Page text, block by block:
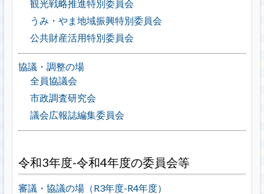
観光戦略推進特別委員会
うみ・やま地域振興特別委員会
公共財産活用特別委員会
協議・調整の場
全員協議会
市政調査研究会
議会広報誌編集委員会
令和3年度-令和4年度の委員会等
審議・協議の場（R3年度-R4年度）